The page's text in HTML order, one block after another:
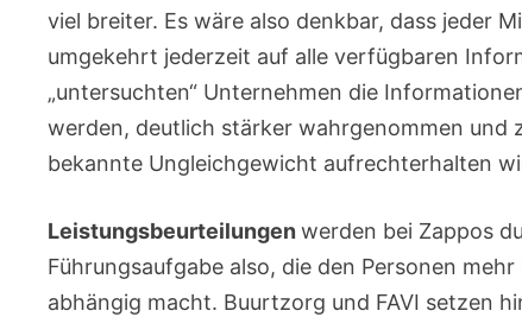
viel breiter. Es wäre also denkbar, dass jeder
umgekehrt jederzeit auf alle verfügbaren
„untersuchten“ Unternehmen die
werden, deutlich stärker wahrgenommen und
bekannte Ungleichgewicht aufrechterhalten
Leistungsbeurteilungenwerden bei Zappos
Führungsaufgabe also, die den Personen
abhängig macht. Buurtzorg und FAVI setzen